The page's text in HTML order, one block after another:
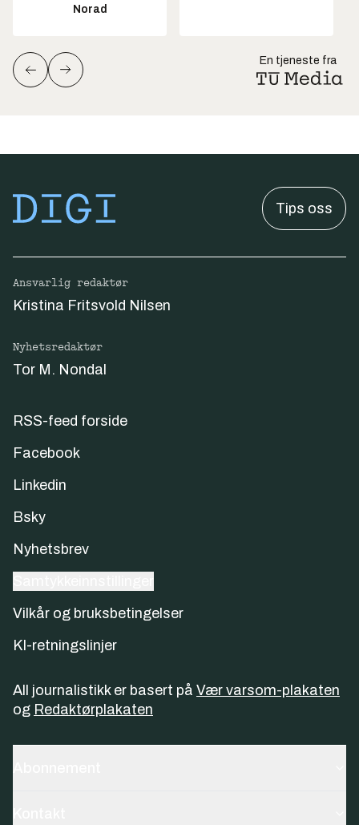
Norad
En tjeneste fra
Tips oss
Ansvarlig redaktør
Kristina Fritsvold Nilsen
Nyhetsredaktør
Tor M. Nondal
RSS-feed forside
Facebook
Linkedin
Bsky
Nyhetsbrev
Vilkår og bruksbetingelser
KI-retningslinjer
All journalistikk er basert på Vær varsom-plakaten
og Redaktørplakaten